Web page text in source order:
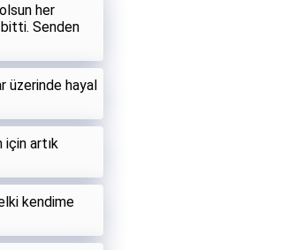
her
Senden
üzerinde hayal
artık
kendime